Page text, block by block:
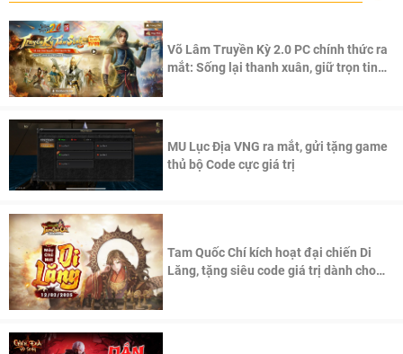
Võ Lâm Truyền Kỳ 2.0 PC chính thức ra
mắt: Sống lại thanh xuân, giữ trọn tinh
MU Lục Địa VNG ra mắt, gửi tặng game
thủ bộ Code cực giá trị
Tam Quốc Chí kích hoạt đại chiến Di
Lăng, tặng siêu code giá trị dành cho